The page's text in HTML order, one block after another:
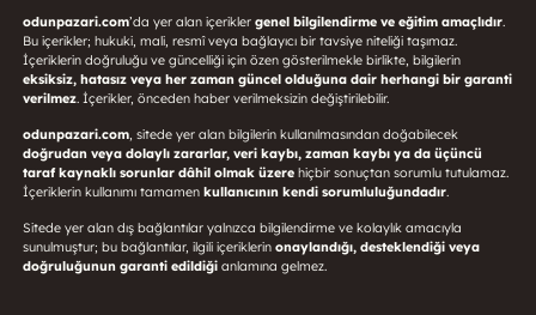
odunpazari.com’da yer alan içerikler genel bilgilendirme ve eğitim amaçlıdır.
Bu içerikler; hukuki, mali, resmî veya bağlayıcı bir tavsiye niteliği taşımaz.
İçeriklerin doğruluğu ve güncelliği için özen gösterilmekle birlikte, bilgilerin
eksiksiz, hatasız veya her zaman güncel olduğuna dair herhangi bir garanti
verilmez. İçerikler, önceden haber verilmeksizin değiştirilebilir.
odunpazari.com, sitede yer alan bilgilerin kullanılmasından doğabilecek
doğrudan veya dolaylı zararlar, veri kaybı, zaman kaybı ya da üçüncü
taraf kaynaklı sorunlar dâhil olmak üzerehiçbir sonuçtan sorumlu tutulamaz.
İçeriklerin kullanımı tamamen kullanıcının kendi sorumluluğundadır.
Sitede yer alan dış bağlantılar yalnızca bilgilendirme ve kolaylık amacıyla
sunulmuştur; bu bağlantılar, ilgili içeriklerin onaylandığı, desteklendiği veya
doğruluğunun garanti edildiğianlamına gelmez.